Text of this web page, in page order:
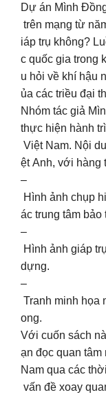
Dự án Mình
trên mạng từ
iáp trụ không?
c quốc gia trong
u hỏi về khí hậu
ủa các triều đại
Nhóm tác giả
thực hiện hành
Việt Nam. Nội
ệt Anh, với hàng
–
Hình ảnh chụp
ác trung tâm bảo
–
Hình ảnh giáp
dựng.
–
Tranh minh họa
ong.
Với cuốn sách
ạn đọc quan
Nam qua các
vấn đề xoay